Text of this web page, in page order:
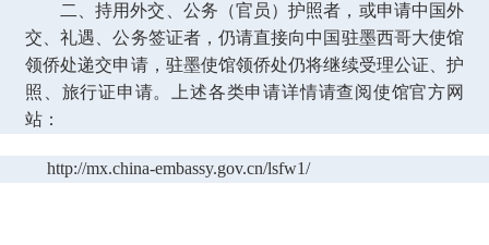
二、持用外交、公务（官员）护照者，或申请中国外
交、礼遇、公务签证者，仍请直接向中国驻墨西哥大使馆
领侨处递交申请，驻墨使馆领侨处仍将继续受理公证、护
照、旅行证申请。上述各类申请详情请查阅使馆官方网
站：
http://mx.china-embassy.gov.cn/lsfw1/